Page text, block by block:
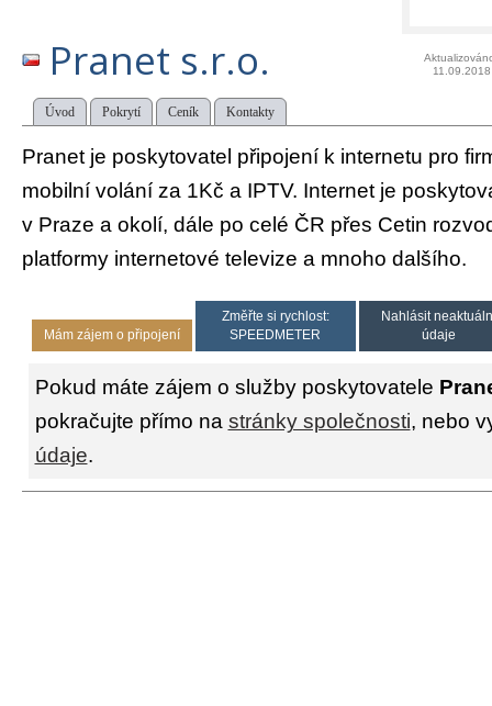
Pranet s.r.o.
11.09.2018
Úvod Pokrytí Ceník Kontakty
Pranet je poskytovatel připojení k internetu pro
mobilní volání za 1Kč a IPTV. Internet je
v Praze a okolí, dále po celé ČR přes Cetin
platformy internetové televize a mnoho dalšího.
Mám zájem o připojení
Změřte si rychlost:
SPEEDMETER
Nahlásit
údaje
Pokud máte zájem o služby poskytovatele
pokračujte přímo na stránky společnosti, nebo
údaje.